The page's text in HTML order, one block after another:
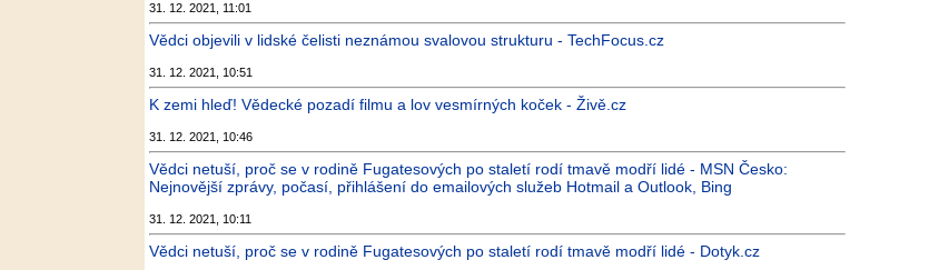
31. 12. 2021, 11:01
Vědci objevili v lidské čelisti neznámou svalovou strukturu - TechFocus.cz
31. 12. 2021, 10:51
K zemi hleď! Vědecké pozadí filmu a lov vesmírných koček - Živě.cz
31. 12. 2021, 10:46
Vědci netuší, proč se v rodině Fugatesových po staletí rodí tmavě modří lidé - MSN Česko:
Nejnovější zprávy, počasí, přihlášení do emailových služeb Hotmail a Outlook, Bing
31. 12. 2021, 10:11
Vědci netuší, proč se v rodině Fugatesových po staletí rodí tmavě modří lidé - Dotyk.cz